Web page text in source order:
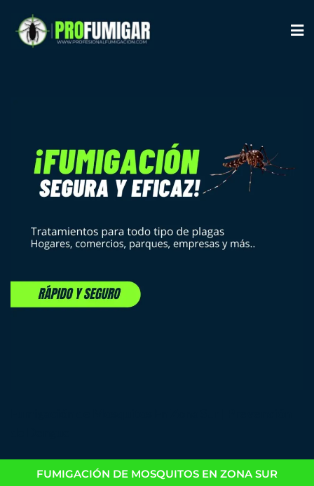
FUMIGACIÓN DE MOSQUITOS EN ZONA SUR